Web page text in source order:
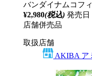
バンダイナムコフ
¥2,980(税込) 発売日
店舗併売品
取扱店舗
AKIBA ア